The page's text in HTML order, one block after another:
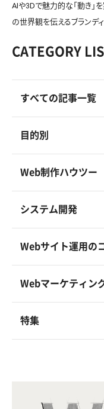
AIや3Dで魅力的な「動き」
の世界観を伝えるブランデ
CATEGORY
すべての記事一覧
目的別
Web制作ハウツー
システム開発
Webサイト運用の
Webマーケティン
特集